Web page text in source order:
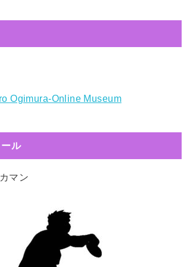
Ogimura-Online Museum
ル
マン